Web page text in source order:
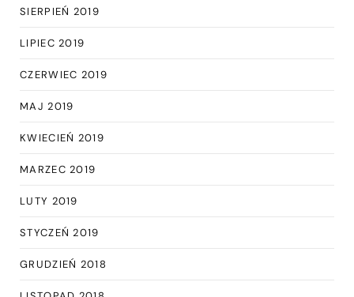
SIERPIEŃ 2019
LIPIEC 2019
CZERWIEC 2019
MAJ 2019
KWIECIEŃ 2019
MARZEC 2019
LUTY 2019
STYCZEŃ 2019
GRUDZIEŃ 2018